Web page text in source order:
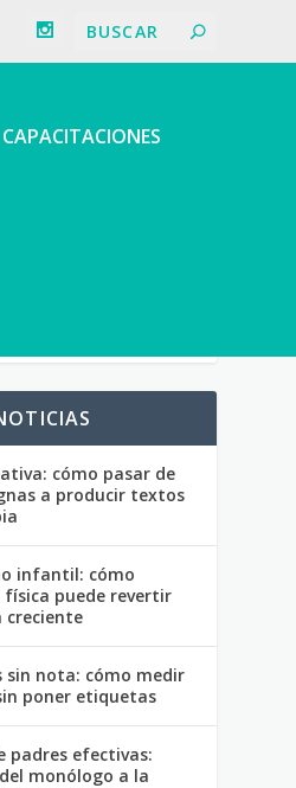
CAPACITACIONES
cómo pasar de
a producir textos
infantil: cómo
física puede revertir
creciente
sin nota: cómo medir
poner etiquetas
padres efectivas:
monólogo a la